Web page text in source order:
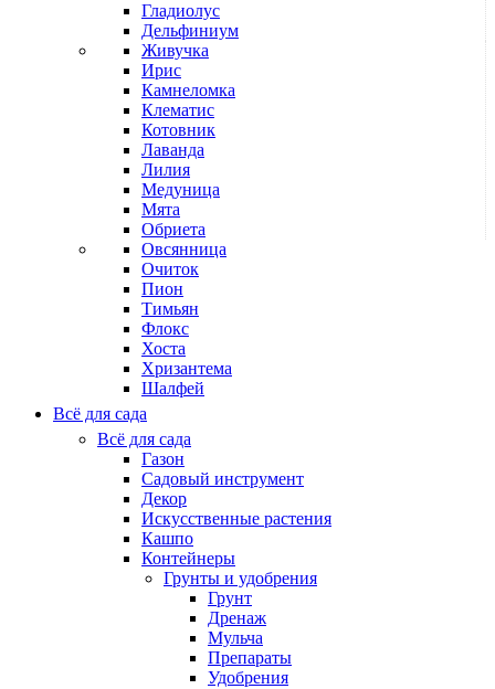
Гладиолус
Дельфиниум
Живучка
Ирис
Камнеломка
Клематис
Котовник
Лаванда
Лилия
Медуница
Мята
Обриета
Овсянница
Очиток
Пион
Тимьян
Флокс
Хоста
Хризантема
Шалфей
Всё для сада
Всё для сада
Газон
Садовый инструмент
Декор
Искусственные растения
Кашпо
Контейнеры
Грунты и удобрения
Грунт
Дренаж
Мульча
Препараты
Удобрения